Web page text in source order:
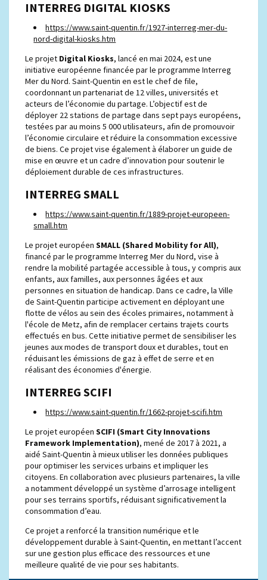
INTERREG DIGITAL KIOSKS
https://www.saint-quentin.fr/1927-interreg-mer-du-
nord-digital-kiosks.htm
Le projet Digital Kiosks, lancé en mai 2024, est une
initiative européenne financée par le programme Interreg
Mer du Nord. Saint-Quentin en est le chef de file,
coordonnant un partenariat de 12 villes, universités et
acteurs de l’économie du partage. L’objectif est de
déployer 22 stations de partage dans sept pays européens,
testées par au moins 5 000 utilisateurs, afin de promouvoir
l’économie circulaire et réduire la consommation excessive
de biens. Ce projet vise également à élaborer un guide de
mise en œuvre et un cadre d’innovation pour soutenir le
déploiement durable de ces infrastructures.
INTERREG SMALL
https://www.saint-quentin.fr/1889-projet-europeen-
small.htm
Le projet européenSMALL (Shared Mobility for All),
financé par le programme Interreg Mer du Nord, vise à
rendre la mobilité partagée accessible à tous, y compris aux
enfants, aux familles, aux personnes âgées et aux
personnes en situation de handicap. Dans ce cadre, la Ville
de Saint-Quentin participe activement en déployant une
flotte de vélos au sein des écoles primaires, notamment à
l'école de Metz, afin de remplacer certains trajets courts
effectués en bus. Cette initiative permet de sensibiliser les
jeunes aux modes de transport doux et durables, tout en
réduisant les émissions de gaz à effet de serre et en
réalisant des économies d'énergie.
INTERREG SCIFI
https://www.saint-quentin.fr/1662-projet-scifi.htm
Le projet européenSCIFI (Smart City Innovations
Framework Implementation), mené de 2017 à 2021, a
aidé Saint-Quentin à mieux utiliser les données publiques
pour optimiser les services urbains et impliquer les
citoyens. En collaboration avec plusieurs partenaires, la ville
a notamment développé un système d’arrosage intelligent
pour ses terrains sportifs, réduisant significativement la
consommation d’eau.
Ce projet a renforcé la transition numérique et le
développement durable à Saint-Quentin, en mettant l’accent
sur une gestion plus efficace des ressources et une
meilleure qualité de vie pour ses habitants.